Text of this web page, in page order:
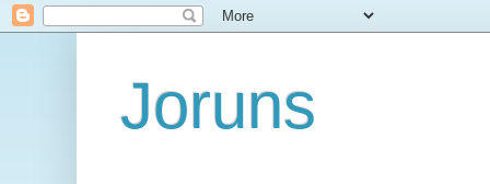
Joruns